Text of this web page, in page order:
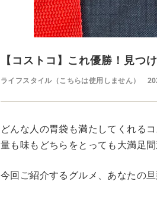
【コストコ】これ優勝！見つ
ライフスタイル（こちらは使用しません）
どんな人の胃袋も満たしてくれるコ
量も味もどちらをとっても大満足間
今回ご紹介するグルメ、あなたの